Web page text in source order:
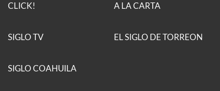
CLICK! A LA CARTA
SIGLO TV EL SIGLO DE TORREON
SIGLO COAHUILA